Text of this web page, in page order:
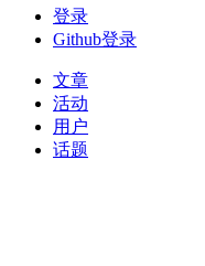
登录
Github登录
文章
活动
用户
话题